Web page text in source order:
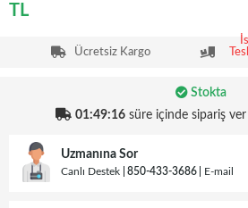
TL
Ücretsiz Kargo
Stokta
01:49:16süre içinde sipariş ver
Uzmanına Sor
Canlı Destek 850-433-3686 E-mail